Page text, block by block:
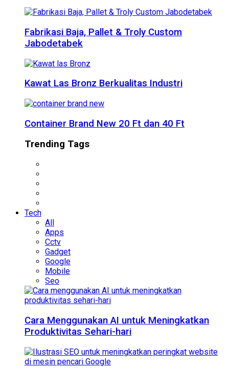
Fabrikasi Baja, Pallet & Troly Custom
Jabodetabek
Kawat Las Bronz Berkualitas Industri
Container Brand New 20 Ft dan 40 Ft
Trending Tags
Tech
All
Apps
Cctv
Gadget
Google
Mobile
Seo
Cara Menggunakan AI untuk Meningkatkan
Produktivitas Sehari-hari